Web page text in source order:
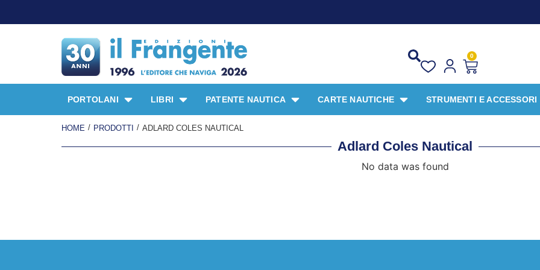
0
PORTOLANI LIBRI PATENTE NAUTICA CARTE NAUTICHE STRUMENTI E ACCESSORI
HOME / PRODOTTI / ADLARD COLES NAUTICAL
Adlard Coles Nautical
No data was found